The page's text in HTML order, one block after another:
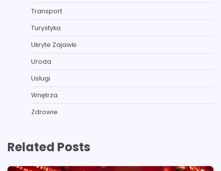
Transport
Turystyka
Ukryte Zajawki
Uroda
Usługi
Wnętrza
Zdrowie
Related Posts